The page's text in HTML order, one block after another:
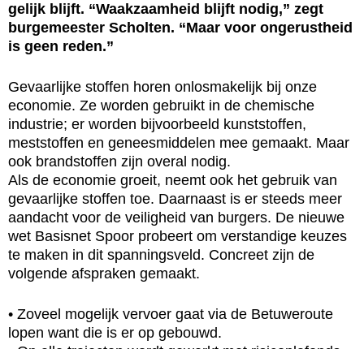
gelijk blijft. “Waakzaamheid blijft nodig,” zegt
burgemeester Scholten. “Maar voor ongerustheid
is geen reden.”
Gevaarlijke stoffen horen onlosmakelijk bij onze
economie. Ze worden gebruikt in de chemische
industrie; er worden bijvoorbeeld kunststoffen,
meststoffen en geneesmiddelen mee gemaakt. Maar
ook brandstoffen zijn overal nodig.
Als de economie groeit, neemt ook het gebruik van
gevaarlijke stoffen toe. Daarnaast is er steeds meer
aandacht voor de veiligheid van burgers. De nieuwe
wet Basisnet Spoor probeert om verstandige keuzes
te maken in dit spanningsveld. Concreet zijn de
volgende afspraken gemaakt.
• Zoveel mogelijk vervoer gaat via de Betuweroute
lopen want die is er op gebouwd.